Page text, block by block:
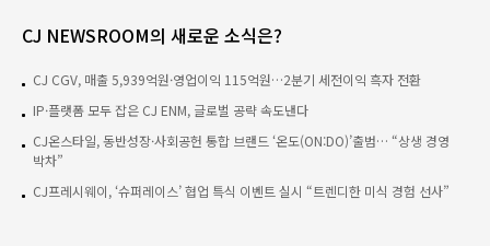
CJ NEWSROOM의 새로운 소식은?
CJ CGV, 매출 5,939억원·영업이익 115억원…2분기 세전이익 흑자 전환
IP·플랫폼 모두 잡은 CJ ENM, 글로벌 공략 속도낸다
CJ온스타일, 동반성장·사회공헌 통합 브랜드 ‘온도(ON:DO)’출범… “상생 경영
박차”
CJ프레시웨이, ‘슈퍼레이스’ 협업 특식 이벤트 실시 “트렌디한 미식 경험 선사”